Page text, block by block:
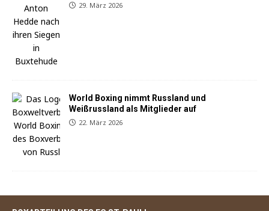
29. März 2026
World Boxing nimmt Russland und
Weißrussland als Mitglieder auf
22. März 2026